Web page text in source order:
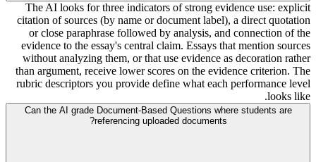
The AI looks for three indicators of strong evidence use: explicit
citation of sources (by name or document label), a direct quotation
or close paraphrase followed by analysis, and connection of the
evidence to the essay's central claim. Essays that mention sources
without analyzing them, or that use evidence as decoration rather
than argument, receive lower scores on the evidence criterion. The
rubric descriptors you provide define what each performance level
looks like.
Can the AI grade Document-Based Questions where students are
referencing uploaded documents?